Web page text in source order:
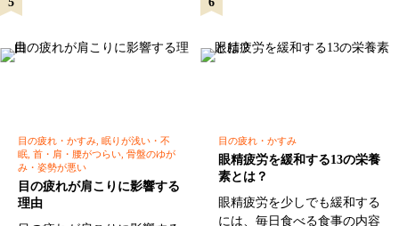
目の疲れ・かすみ, 眠りが浅い・不
眠, 首・肩・腰がつらい, 骨盤のゆが
み・姿勢が悪い
目の疲れが肩こりに影響する
理由
目の疲れ・かすみ
眼精疲労を緩和する13の栄養
素とは？
眼精疲労を少しでも緩和する
には、毎日食べる食事の内容